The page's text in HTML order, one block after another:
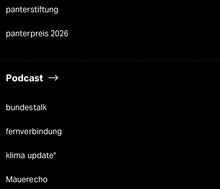
panterstiftung
panterpreis 2026
Podcast
bundestalk
fernverbindung
klima update°
Mauerecho